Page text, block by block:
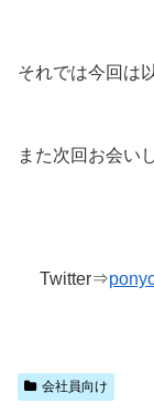
それでは今回は
また次回お会い
Twitter⇒
会社員向け